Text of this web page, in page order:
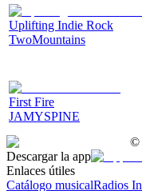
Uplifting Indie Rock
TwoMountains
First Fire
JAMYSPINE
©
Descargar la app
Enlaces útiles
Catálogo musicalRadios